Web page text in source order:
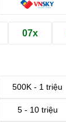
07x
500K - 1 triệu
5 - 10 triệu